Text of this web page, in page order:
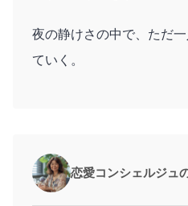
夜の静けさの中で、ただ
ていく。
恋愛コンシェルジュ